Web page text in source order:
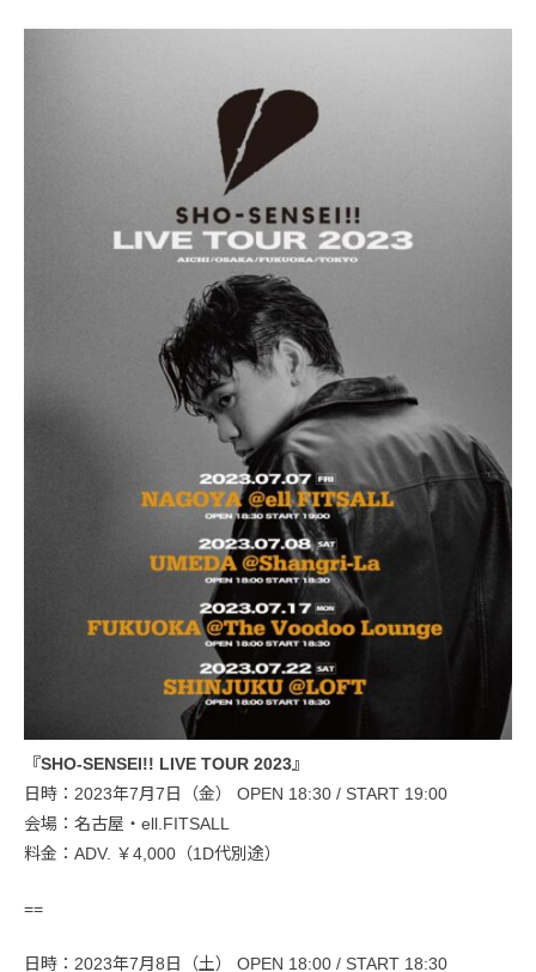
『SHO-SENSEI!! LIVE TOUR 2023』
日時：2023年7月7日（金） OPEN 18:30 / START 19:00
会場：名古屋・ell.FITSALL
料金：ADV. ￥4,000（1D代別途）
==
日時：2023年7月8日（土） OPEN 18:00 / START 18:30